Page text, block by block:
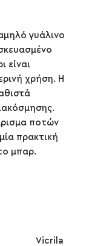
γυάλινο
είναι
χρήση. Η
ποτών
πρακτική
μπαρ.
Vicrila